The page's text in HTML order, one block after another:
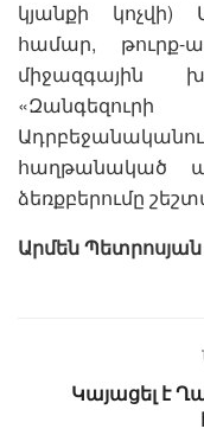
կյանքի
համար, թուրք-
միջազգային
հաղթանակած
ձեռքբերումը
Արմեն Պետրոսյան
Կայացել է